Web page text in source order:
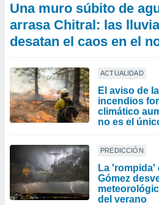
Una muro súbito de
arrasa Chitral: las
desatan el caos en el
ACTUALIDAD
El aviso de
incendios
climático
no es el
PREDICCIÓN
La 'rompida'
Gómez
del verano